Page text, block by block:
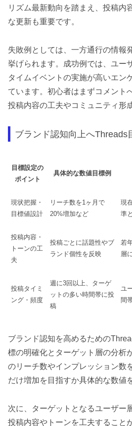
リズム最新動向を踏まえ、投稿内
な更新も重要です。
失敗例としては、一方通行の情報
挙げられます。成功例では、ユー
タイムイベントの実施が高いエン
ています。初心者はまずコメント
投稿内容の工夫やコミュニティ形
ブランド認知向上へThreads
目標設定の
ポイント
具体的な数値目標例
現状把握・
目標値設計
リーチ数を1ヶ月で
20%増加など
現
準
投稿内容・
トーンの工
夫
投稿ごとに話題性やブ
ランド個性を反映
若
層
投稿タイミ
ング・頻度
週に3回以上、ターゲ
ットの多い時間帯に投
稿
ユ
間
ブランド認知を高めるための
標の明確化とターゲット層の分析
のリーチ数やインプレッション数
だけ増加を目指すか具体的な数値
次に、ターゲットとなるユーザー
投稿内容やトーンを工夫すること